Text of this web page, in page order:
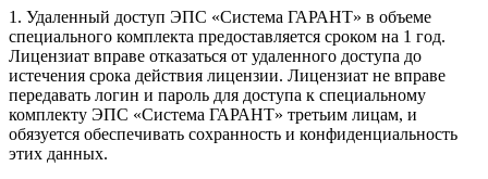
1. Удаленный доступ ЭПС «Система ГАРАНТ» в объеме
специального комплекта предоставляется сроком на 1 год.
Лицензиат вправе отказаться от удаленного доступа до
истечения срока действия лицензии. Лицензиат не вправе
передавать логин и пароль для доступа к специальному
комплекту ЭПС «Система ГАРАНТ» третьим лицам, и
обязуется обеспечивать сохранность и конфиденциальность
этих данных.